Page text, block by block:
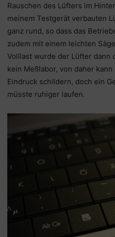
Rauschen des Lüfters im
meinem Testgerät verbauten
ganz rund, so dass das
zudem mit einem leichten
Volllast wurde der Lüfter dann
kein Meßlabor, von daher
Eindruck schildern, doch ein
müsste ruhiger laufen.